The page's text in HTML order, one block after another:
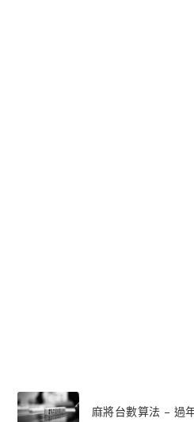
麻將台數算法 – 過